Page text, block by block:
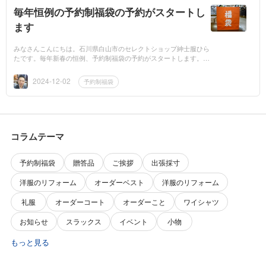
毎年恒例の予約制福袋の予約がスタートし
ます
みなさんこんにちは。石川県白山市のセレクトショップ紳士服ひら
たです。毎年新春の恒例、予約制福袋の予約がスタートします。こ
みやサイ...2024-12-02 予約制福袋
コラムテーマ
予約制福袋 贈答品 ご挨拶
出張採寸
洋服のリフォーム
オーダーベスト
洋服のリフォーム
礼服
オーダーコート オーダーこと
ワイシャツ
お知らせ
スラックス イベント 小物
もっと見る